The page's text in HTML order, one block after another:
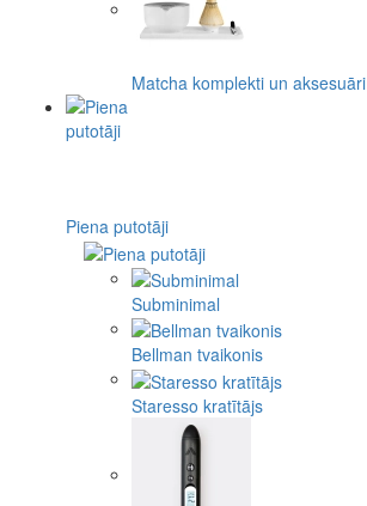
Matcha komplekti un aksesuāri
Piena putotāji
Subminimal
Bellman tvaikonis
Staresso kratītājs